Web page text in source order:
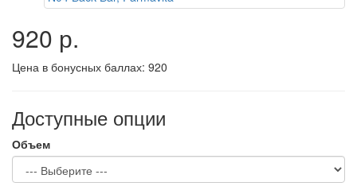
920 р.
Цена в бонусных баллах: 920
Доступные опции
Объем